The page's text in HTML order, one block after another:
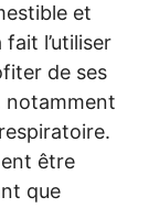
et
l’utiliser
de ses
notamment
être
que